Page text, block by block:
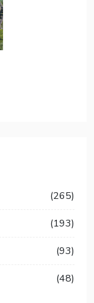
(265)
(193)
(93)
(48)